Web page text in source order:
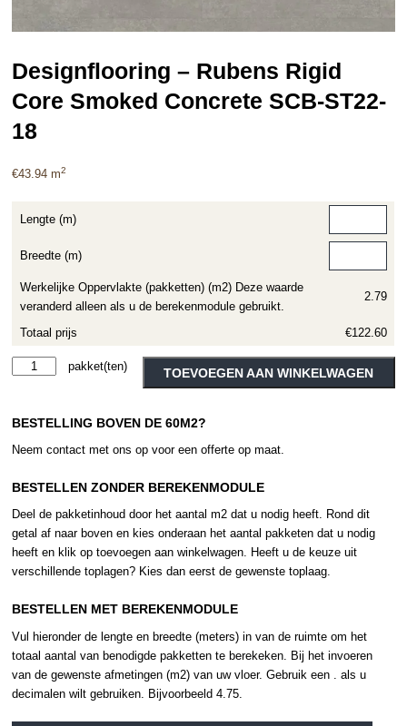
Designflooring – Rubens Rigid
Core Smoked Concrete SCB-ST22-
18
€43.94 m2
Lengte (m)
Breedte (m)
Werkelijke Oppervlakte (pakketten) (m2) Deze waarde
veranderd alleen als u de berekenmodule gebruikt.
2.79
Totaal prijs €122.60
Designflooring
Rigid
Core
Concrete
ST22-
18
aantal
TOEVOEGEN AAN WINKELWAGEN
Alternative:
BESTELLING BOVEN DE 60M2?
Neem contact met ons op voor een offerte op maat.
BESTELLEN ZONDER BEREKENMODULE
Deel de pakketinhoud door het aantal m2 dat u nodig heeft. Rond dit
getal af naar boven en kies onderaan het aantal pakketen dat u nodig
heeft en klik op toevoegen aan winkelwagen. Heeft u de keuze uit
verschillende toplagen? Kies dan eerst de gewenste toplaag.
BESTELLEN MET BEREKENMODULE
Vul hieronder de lengte en breedte (meters) in van de ruimte om het
totaal aantal van benodigde pakketten te berekeken. Bij het invoeren
van de gewenste afmetingen (m2) van uw vloer. Gebruik een . als u
decimalen wilt gebruiken. Bijvoorbeeld 4.75.